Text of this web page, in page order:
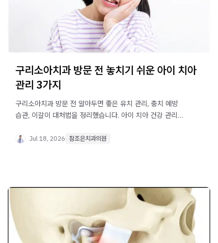
구리소아치과 방문 전 놓치기 쉬운 아이 치아
관리 3가지
구리소아치과 방문 전 알아두면 좋은 유치 관리, 충치 예방
습관, 이갈이 대처법을 정리했습니다. 아이 치아 건강 관리
Jul 18, 2026 참조은치과의원